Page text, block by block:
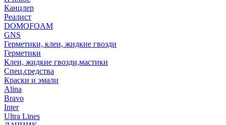
Канцлер
Реалист
DOMOFOAM
GNS
Герметики, клеи, жидкие гвозди
Герметики
Клеи, жидкие гвозди,мастики
Спец.средства
Краски и эмали
Alina
Bravo
Inter
Ultra Lines